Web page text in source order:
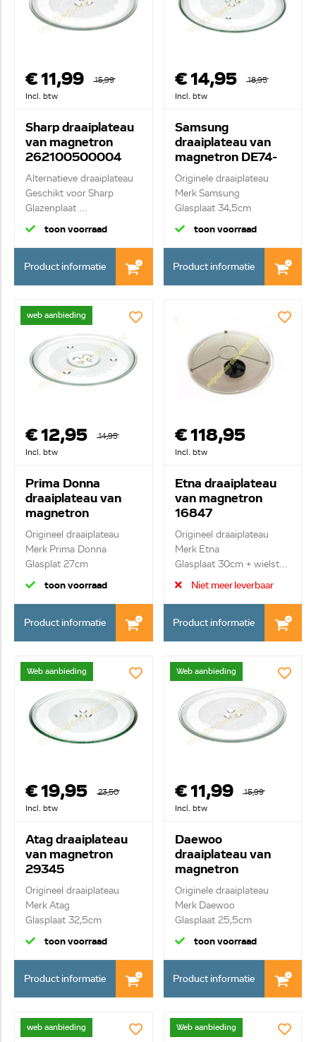
€ 11,99
15,99
Incl. btw
Sharp draaiplateau
van magnetron
262100500004
Alternatieve draaiplateau
Geschikt voor Sharp
Glazenplaat ...
toon voorraad
Product informatie
€ 14,95
18,95
Incl. btw
Samsung
draaiplateau van
magnetron DE74-
20016A
Originele draaiplateau
Merk Samsung
Glasplaat 34,5cm
toon voorraad
Product informatie
web aanbieding
€ 12,95
14,95
Incl. btw
Prima Donna
draaiplateau van
magnetron
WP700L172c
Origineel draaiplateau
Merk Prima Donna
Glasplat 27cm
toon voorraad
Product informatie
€ 118,95
Incl. btw
Etna draaiplateau
van magnetron
16847
Origineel draaiplateau
Merk Etna
Glasplaat 30cm + wielst...
Niet meer leverbaar
Product informatie
Web aanbieding
€ 19,95
23,50
Incl. btw
Atag draaiplateau
van magnetron
29345
Origineel draaiplateau
Merk Atag
Glasplaat 32,5cm
toon voorraad
Product informatie
Web aanbieding
€ 11,99
15,99
Incl. btw
Daewoo
draaiplateau van
magnetron
3517203600
Originele draaiplateau
Merk Daewoo
Glasplaat 25,5cm
toon voorraad
Product informatie
web aanbieding Web aanbieding